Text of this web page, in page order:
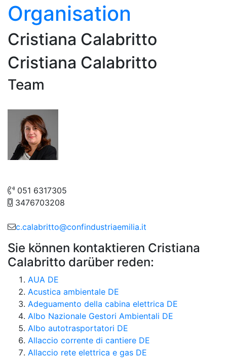
Organisation
Cristiana Calabritto
Cristiana Calabritto
Team
051 6317305
3476703208
c.calabritto@confindustriaemilia.it
Sie können kontaktieren Cristiana
Calabritto darüber reden:
AUA DE
Acustica ambientale DE
Adeguamento della cabina elettrica DE
Albo Nazionale Gestori Ambientali DE
Albo autotrasportatori DE
Allaccio corrente di cantiere DE
Allaccio rete elettrica e gas DE